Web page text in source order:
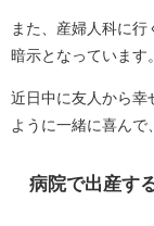
また、産婦人科に
暗示となっています。
近日中に友人から幸
ように一緒に喜んで
病院で出産す